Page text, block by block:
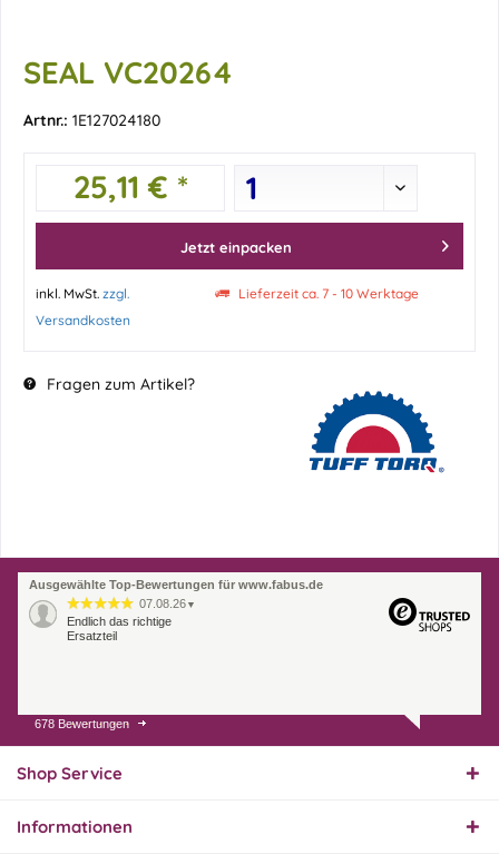
SEAL VC20264
Artnr.: 1E127024180
25,11 € *
Jetzt einpacken
inkl. MwSt. zzgl.
Versandkosten
Lieferzeit ca. 7 - 10 Werktage
Fragen zum Artikel?
Ausgewählte Top-Bewertungen für www.fabus.de
07.08.26 ▼
Endlich das richtige
Ersatzteil
01.08.26
Innerhalb 2 Tagen Ware
678 Bewertungen
Shop Service
Informationen